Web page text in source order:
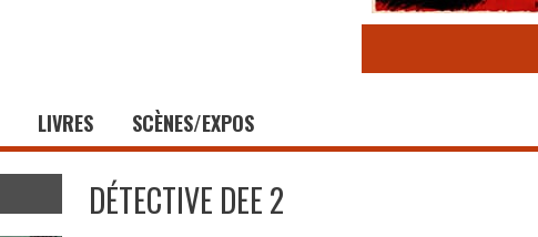
LIVRES SCÈNES/EXPOS
DÉTECTIVE DEE 2